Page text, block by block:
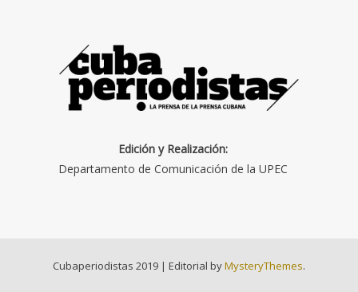
Edición y Realización:
Departamento de Comunicación de la UPEC
Cubaperiodistas 2019 | Editorial byMysteryThemes.